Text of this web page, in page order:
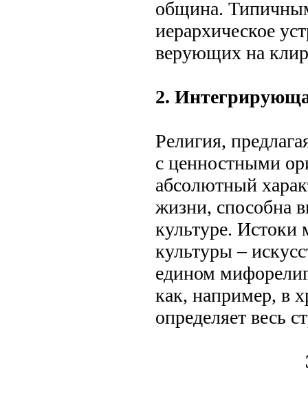
община.
иерархическое
верующих на
2.
Религия,
с ценностными
абсолютный
жизни, способна
культуре. Истоки
культуры –
едином
как, например, в
определяет весь